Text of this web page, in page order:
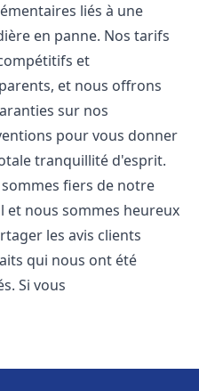
liés à une
en panne. Nos tarifs
et
et nous offrons
sur nos
pour vous donner
tranquillité d'esprit.
fiers de notre
et nous sommes heureux
les avis clients
qui nous ont été
Si vous